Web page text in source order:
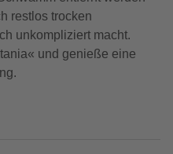
restlos trocken
unkompliziert macht.
und genieße eine